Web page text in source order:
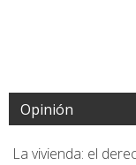
Opinión
La vivienda: el